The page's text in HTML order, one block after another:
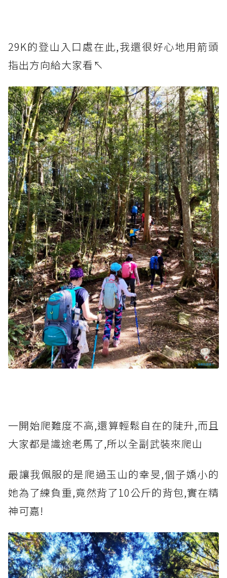
29K的登山入口處在此,我還很好心地用箭頭
指出方向給大家看↖️
一開始爬難度不高,還算輕鬆自在的陡升,而且
大家都是識途老馬了,所以全副武裝來爬山
最讓我佩服的是爬過玉山的幸旻,個子嬌小的
她為了練負重,竟然背了10公斤的背包,實在精
神可嘉!